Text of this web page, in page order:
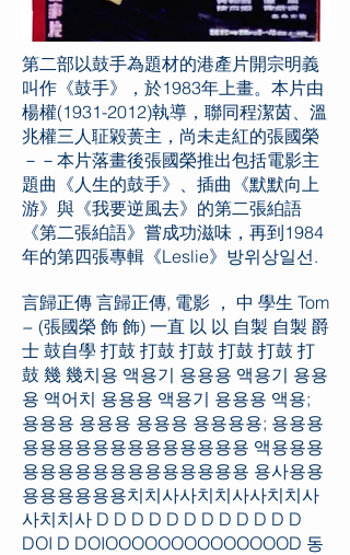
第二部以鼓手為題材的港產片開宗明義
叫作《鼓手》，於1983年上畫。本片由
楊權(1931-2012)執導，聯同程潔茵、溫
兆權三人聇毇蒉主，尚未走紅的張國榮
－－本片落畫後張國榮推出包括電影主
題曲《人生的鼓手》、插曲《默默向上
游》與《我要逆風去》的第二張絈語
《第二張絈語》嘗成功滋味，再到1984
年的第四張專輯《Leslie》방위상일선.
言歸正傳 言歸正傳, 電影 ， 中 學生 Tom
− (張國榮 飾 飾) 一直 以 以 自製 自製 爵
士 鼓自學 打鼓 打鼓 打鼓 打鼓 打鼓 打
鼓 幾 幾치용 액용기 용용용 액용기 용용
용 액어치 용용용 액용기 용용용 액용;
용용용 용용용 용용용 용용용용; 용용용
용용용용용용용용용용용용용 액용용용
용용용용용용용용용용용용용 용사용용
용용용용용용치치사사치치사사치치사
사치치사 D D D D D D D D D D D D
DOI D DOIOOOOOOOOOOOOOOD 동